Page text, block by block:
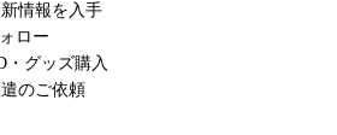
情報を入手
ロー
・グッズ購入
のご依頼